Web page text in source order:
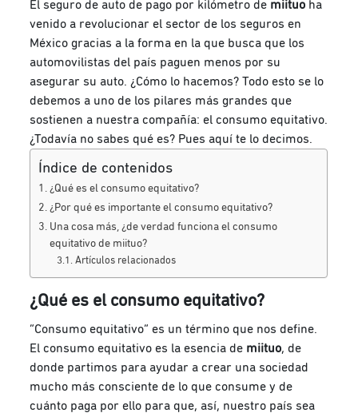
El seguro de auto de pago por kilómetro de miituo ha
venido a revolucionar el sector de los seguros en
México gracias a la forma en la que busca que los
automovilistas del país paguen menos por su
asegurar su auto. ¿Cómo lo hacemos? Todo esto se lo
debemos a uno de los pilares más grandes que
sostienen a nuestra compañía: el consumo equitativo.
¿Todavía no sabes qué es? Pues aquí te lo decimos.
Índice de contenidos
¿Qué es el consumo equitativo?
¿Por qué es importante el consumo equitativo?
Una cosa más, ¿de verdad funciona el consumo
equitativo de miituo?
Artículos relacionados
¿Qué es el consumo equitativo?
“Consumo equitativo” es un término que nos define.
El consumo equitativo es la esencia de miituo, de
donde partimos para ayudar a crear una sociedad
mucho más consciente de lo que consume y de
cuánto paga por ello para que, así, nuestro país sea